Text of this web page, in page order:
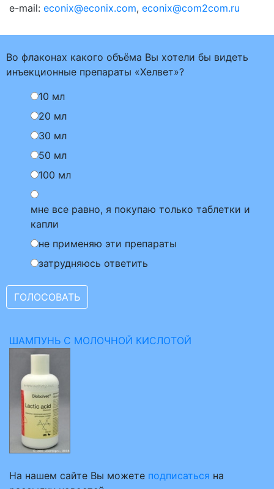
e-mail: econix@econix.com, econix@com2com.ru
Во флаконах какого объёма Вы хотели бы видеть
инъекционные препараты «Хелвет»?
10 мл
20 мл
30 мл
50 мл
100 мл
мне все равно, я покупаю только таблетки и
капли
не применяю эти препараты
затрудняюсь ответить
ШАМПУНЬ С МОЛОЧНОЙ КИСЛОТОЙ
На нашем сайте Вы можете подписаться на